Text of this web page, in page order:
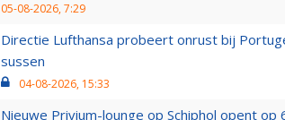
05-08-2026, 7:29
Directie Lufthansa probeert onrust bij
sussen
04-08-2026, 15:33
Nieuwe Privium-lounge op Schiphol opent op